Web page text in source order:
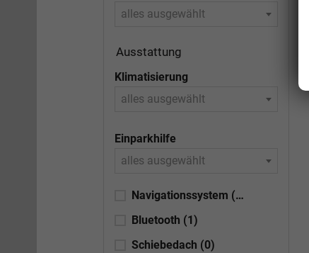
alles ausgewählt
Ausstattung
Klimatisierung
alles ausgewählt
Einparkhilfe
alles ausgewählt
Navigationssystem (1)
Bluetooth (1)
Schiebedach (0)